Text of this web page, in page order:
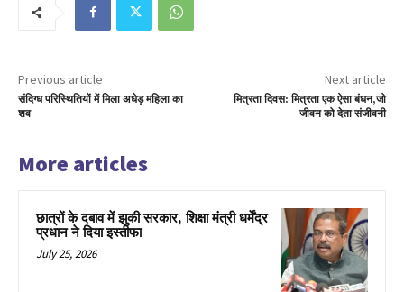
Previous article
संदिग्ध परिस्थितियों में मिला अधेड़ महिला का
शव
Next article
मित्रता दिवस: मित्रता एक ऐसा बंधन,जो
जीवन को देता संजीवनी
More articles
छात्रों के दबाव में झुकी सरकार, शिक्षा मंत्री धर्मेंद्र
प्रधान ने दिया इस्तीफा
July 25, 2026